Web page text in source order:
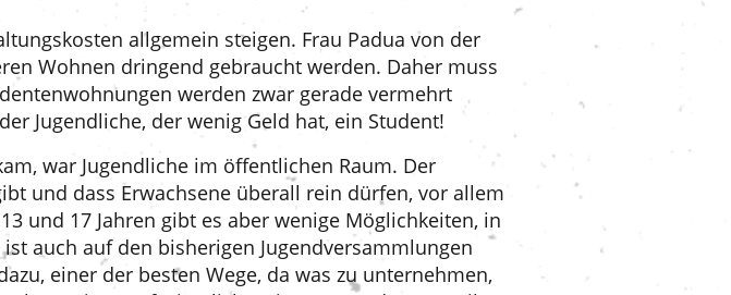
allgemein steigen. Frau Padua von der
Wohnen dringend gebraucht werden. Daher muss
werden zwar gerade vermehrt
Jugendliche, der wenig Geld hat, ein Student!
war Jugendliche im öffentlichen Raum. Der
und dass Erwachsene überall rein dürfen, vor allem
und 17 Jahren gibt es aber wenige Möglichkeiten, in
auch auf den bisherigen Jugendversammlungen
einer der besten Wege, da was zu unternehmen,